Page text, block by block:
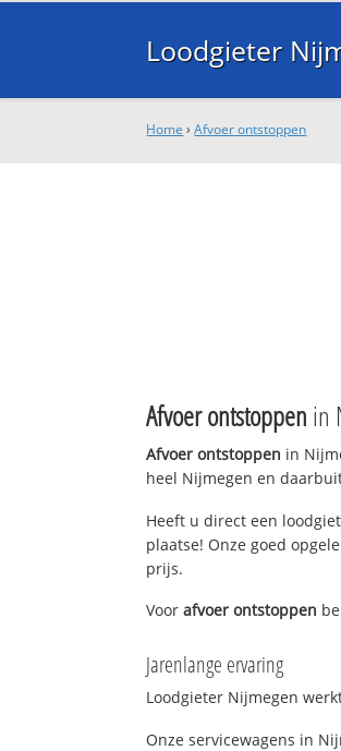
Loodgieter
Home ›Afvoer ontstoppen
Afvoer ontstoppen in
Afvoer ontstoppen in
heel Nijmegen en
Heeft u direct een
plaatse! Onze goed
prijs.
Voorafvoer ontstoppen
Jarenlange ervaring
Loodgieter Nijmegen
Onze servicewagens in